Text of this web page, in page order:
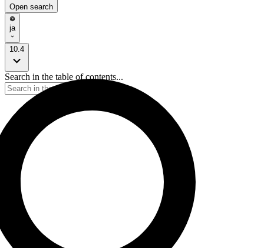
Open search
ja
10.4
Search in the table of contents...